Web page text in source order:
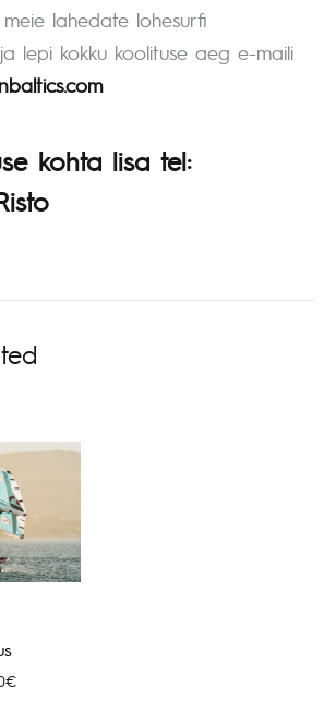
lahedate lohesurfi
lepi kokku koolituse aeg e-maili
kohta lisa tel:
€Hinnavahemik: